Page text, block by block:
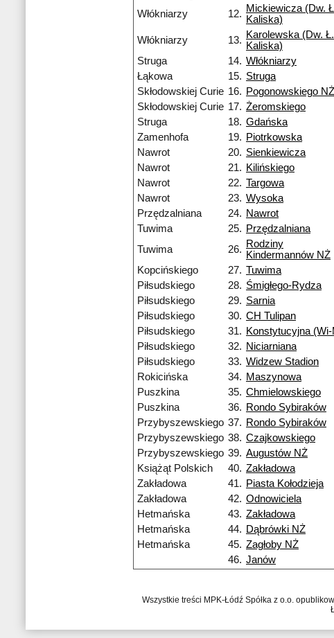
Włókniarzy
12. Mickiewicza (Dw.
Kaliska)
Włókniarzy 13. Karolewska (Dw. Ł.
Kaliska)
Struga 14. Włókniarzy
Łąkowa
15. Struga
Skłodowskiej Curie 16. Pogonowskiego NŻ
Skłodowskiej Curie 17. Żeromskiego
Struga
18. Gdańska
Zamenhofa
19. Piotrkowska
Nawrot
20. Sienkiewicza
Nawrot
21. Kilińskiego
Nawrot
22. Targowa
Nawrot
23. Wysoka
Przędzalniana
24. Nawrot
Tuwima
25. Przędzalniana
Tuwima
26. Rodziny
Kindermannów NŻ
Kopcińskiego 27. Tuwima
Piłsudskiego
28. Śmigłego-Rydza
Piłsudskiego
29. Sarnia
Piłsudskiego
30. CH Tulipan
Piłsudskiego
31. Konstytucyjna (Wi-
Piłsudskiego
32. Niciarniana
Piłsudskiego
33. Widzew Stadion
Rokicińska
34. Maszynowa
Puszkina
35. Chmielowskiego
Puszkina
36. Rondo Sybiraków
Przybyszewskiego 37. Rondo Sybiraków
Przybyszewskiego 38. Czajkowskiego
Przybyszewskiego 39. Augustów NŻ
Książąt Polskich
40. Zakładowa
Zakładowa
41. Piasta Kołodzieja
Zakładowa
42. Odnowiciela
Hetmańska
43. Zakładowa
Hetmańska
44. Dąbrówki NŻ
Hetmańska
45. Zagłoby NŻ
46. Janów
Wszystkie treści MPK-Łódź Spółka z o.o.